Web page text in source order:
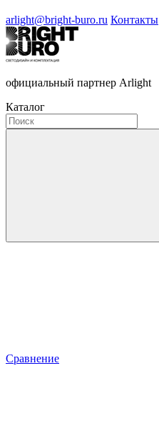
arlight@bright-buro.ru Контакты
официальный партнер Arlight
Каталог
Сравнение